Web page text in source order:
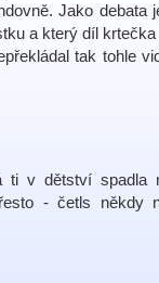
Jako debata
a který díl krtečka
tak tohle
ti v dětství spadla
- četls někdy